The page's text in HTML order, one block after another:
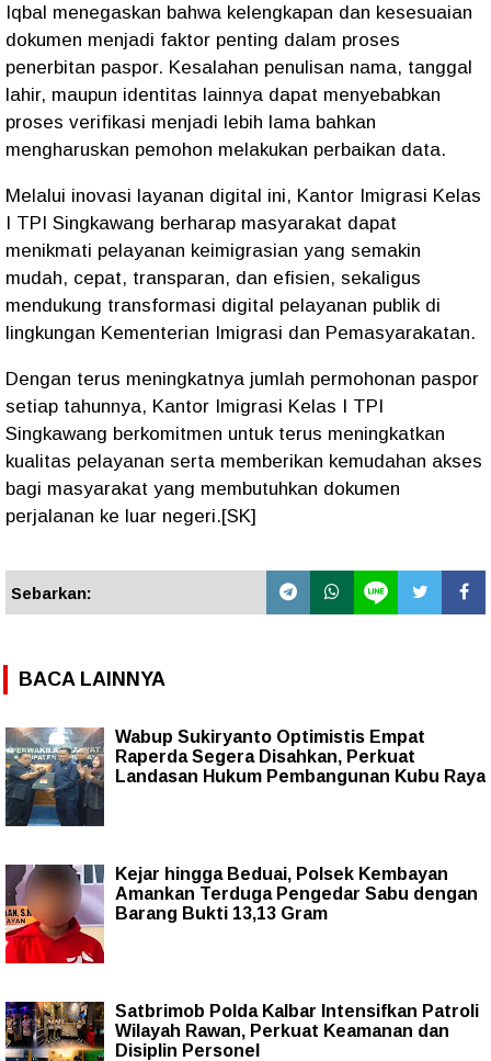
Iqbal menegaskan bahwa kelengkapan dan kesesuaian
dokumen menjadi faktor penting dalam proses
penerbitan paspor. Kesalahan penulisan nama, tanggal
lahir, maupun identitas lainnya dapat menyebabkan
proses verifikasi menjadi lebih lama bahkan
mengharuskan pemohon melakukan perbaikan data.
Melalui inovasi layanan digital ini, Kantor Imigrasi Kelas
I TPI Singkawang berharap masyarakat dapat
menikmati pelayanan keimigrasian yang semakin
mudah, cepat, transparan, dan efisien, sekaligus
mendukung transformasi digital pelayanan publik di
lingkungan Kementerian Imigrasi dan Pemasyarakatan.
Dengan terus meningkatnya jumlah permohonan paspor
setiap tahunnya, Kantor Imigrasi Kelas I TPI
Singkawang berkomitmen untuk terus meningkatkan
kualitas pelayanan serta memberikan kemudahan akses
bagi masyarakat yang membutuhkan dokumen
perjalanan ke luar negeri.[SK]
Sebarkan:
BACA LAINNYA
Wabup Sukiryanto Optimistis Empat
Raperda Segera Disahkan, Perkuat
Landasan Hukum Pembangunan Kubu Raya
Kejar hingga Beduai, Polsek Kembayan
Amankan Terduga Pengedar Sabu dengan
Barang Bukti 13,13 Gram
Satbrimob Polda Kalbar Intensifkan Patroli
Wilayah Rawan, Perkuat Keamanan dan
Disiplin Personel